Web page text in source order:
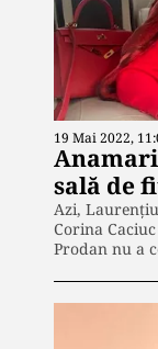
19 Mai 2022,
sală de
Azi,
Corina
Prodan nu a